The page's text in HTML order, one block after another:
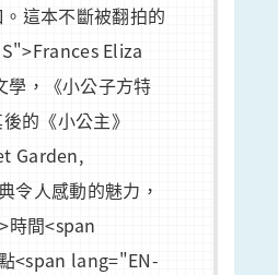
這本不斷被翻拍的
Eliza
，《小公子方特
的《小公主》
Garden,
人感動的魅力，
時間<span
<span lang="EN-